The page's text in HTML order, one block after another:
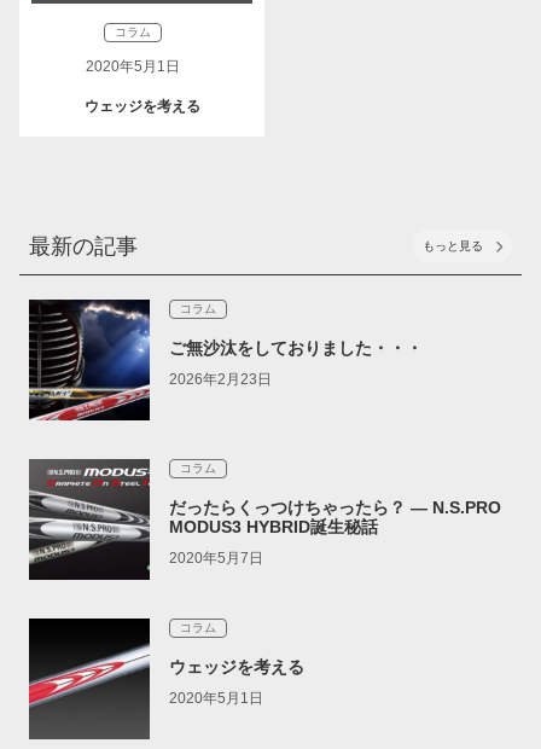
最新の記事 もっと見る
コラム
ご無沙汰をしておりました・・・
2026年2月23日
コラム
だったらくっつけちゃったら？ ― N.S.PRO
MODUS3 HYBRID誕生秘話
2020年5月7日
コラム
ウェッジを考える
2020年5月1日
コラム
2020年5月1日
ウェッジを考える